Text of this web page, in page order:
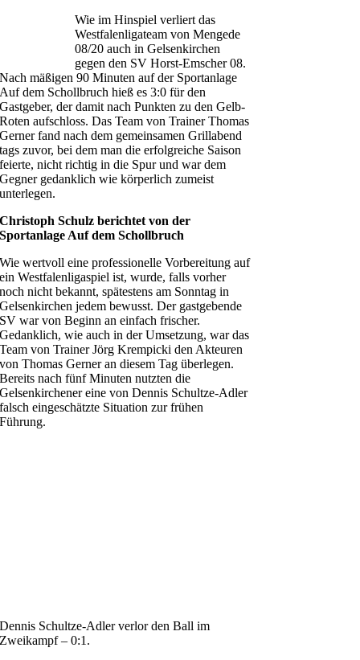
Wie im Hinspiel verliert das
Westfalenligateam von Mengede
08/20 auch in Gelsenkirchen
gegen den SV Horst-Emscher 08.
Nach mäßigen 90 Minuten auf der Sportanlage
Auf dem Schollbruch hieß es 3:0 für den
Gastgeber, der damit nach Punkten zu den Gelb-
Roten aufschloss. Das Team von Trainer Thomas
Gerner fand nach dem gemeinsamen Grillabend
tags zuvor, bei dem man die erfolgreiche Saison
feierte, nicht richtig in die Spur und war dem
Gegner gedanklich wie körperlich zumeist
unterlegen.
Christoph Schulz berichtet von der
Sportanlage Auf dem Schollbruch
Wie wertvoll eine professionelle Vorbereitung auf
ein Westfalenligaspiel ist, wurde, falls vorher
noch nicht bekannt, spätestens am Sonntag in
Gelsenkirchen jedem bewusst. Der gastgebende
SV war von Beginn an einfach frischer.
Gedanklich, wie auch in der Umsetzung, war das
Team von Trainer Jörg Krempicki den Akteuren
von Thomas Gerner an diesem Tag überlegen.
Bereits nach fünf Minuten nutzten die
Gelsenkirchener eine von Dennis Schultze-Adler
falsch eingeschätzte Situation zur frühen
Führung.
Dennis Schultze-Adler verlor den Ball im
Zweikampf – 0:1.